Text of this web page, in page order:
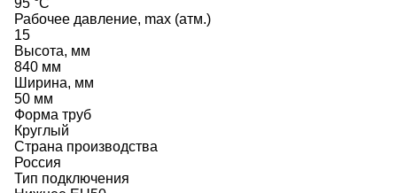
95 °C
Рабочее давление, max (атм.)
15
Высота, мм
840 мм
Ширина, мм
50 мм
Форма труб
Круглый
Страна производства
Россия
Тип подключения